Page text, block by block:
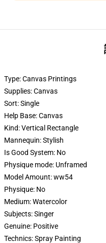
Type: Canvas Printings
Supplies: Canvas
Sort: Single
Help Base: Canvas
Kind: Vertical Rectangle
Mannequin: Stylish
Is Good System: No
Physique mode: Unframed
Model Amount: ww54
Physique: No
Medium: Watercolor
Subjects: Singer
Genuine: Positive
Technics: Spray Painting